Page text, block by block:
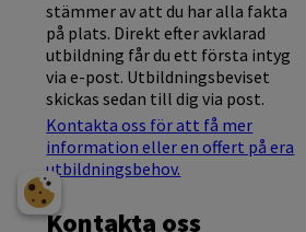
stämmer av att du har alla fakta
på plats. Direkt efter avklarad
utbildning får du ett första intyg
via e-post. Utbildningsbeviset
skickas sedan till dig via post.
Kontakta oss för att få mer
information eller en offert på era
utbildningsbehov.
Kontakta oss